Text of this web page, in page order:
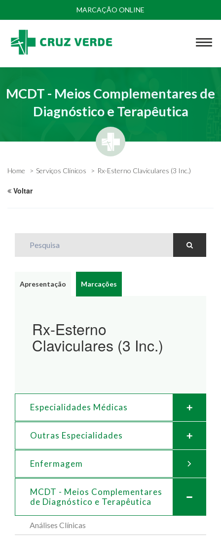
MARCAÇÃO ONLINE
MCDT - Meios Complementares de
Diagnóstico e Terapêutica
Home Serviços Clínicos Rx-Esterno Claviculares (3 Inc.)
Voltar
Apresentação Marcações
Rx-Esterno
Claviculares (3 Inc.)
Especialidades Médicas
Outras Especialidades
Enfermagem
MCDT - Meios Complementares
de Diagnóstico e Terapêutica
Análises Clínicas